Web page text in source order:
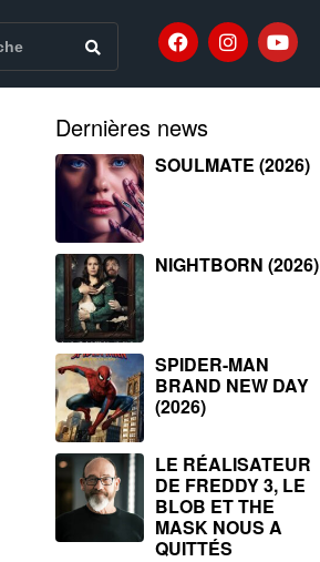
Dernières news
SOULMATE (2026)
NIGHTBORN (2026)
SPIDER-MAN
BRAND NEW DAY
(2026)
LE RÉALISATEUR
DE FREDDY 3, LE
BLOB ET THE
MASK NOUS A
QUITTÉS